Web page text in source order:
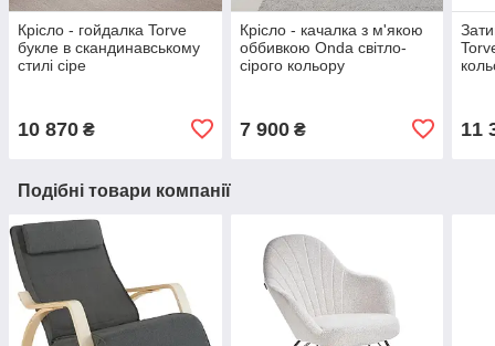
Крісло - гойдалка Torve
букле в скандинавському
стилі сіре
10 870 ₴
Крісло - качалка з м'якою
оббивкою Onda світло-
сірого кольору
7 900₴ 11
Подібні товари компанії